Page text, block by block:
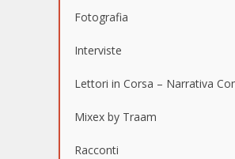
Fotografia
Interviste
Lettori in Corsa – Narrativa
Mixex by Traam
Racconti